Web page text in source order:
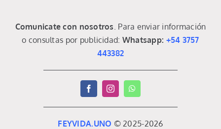
Comunicate con nosotros. Para enviar información
o consultas por publicidad: Whatsapp: +54 3757
443382
FEYVIDA.UNO © 2025-2026